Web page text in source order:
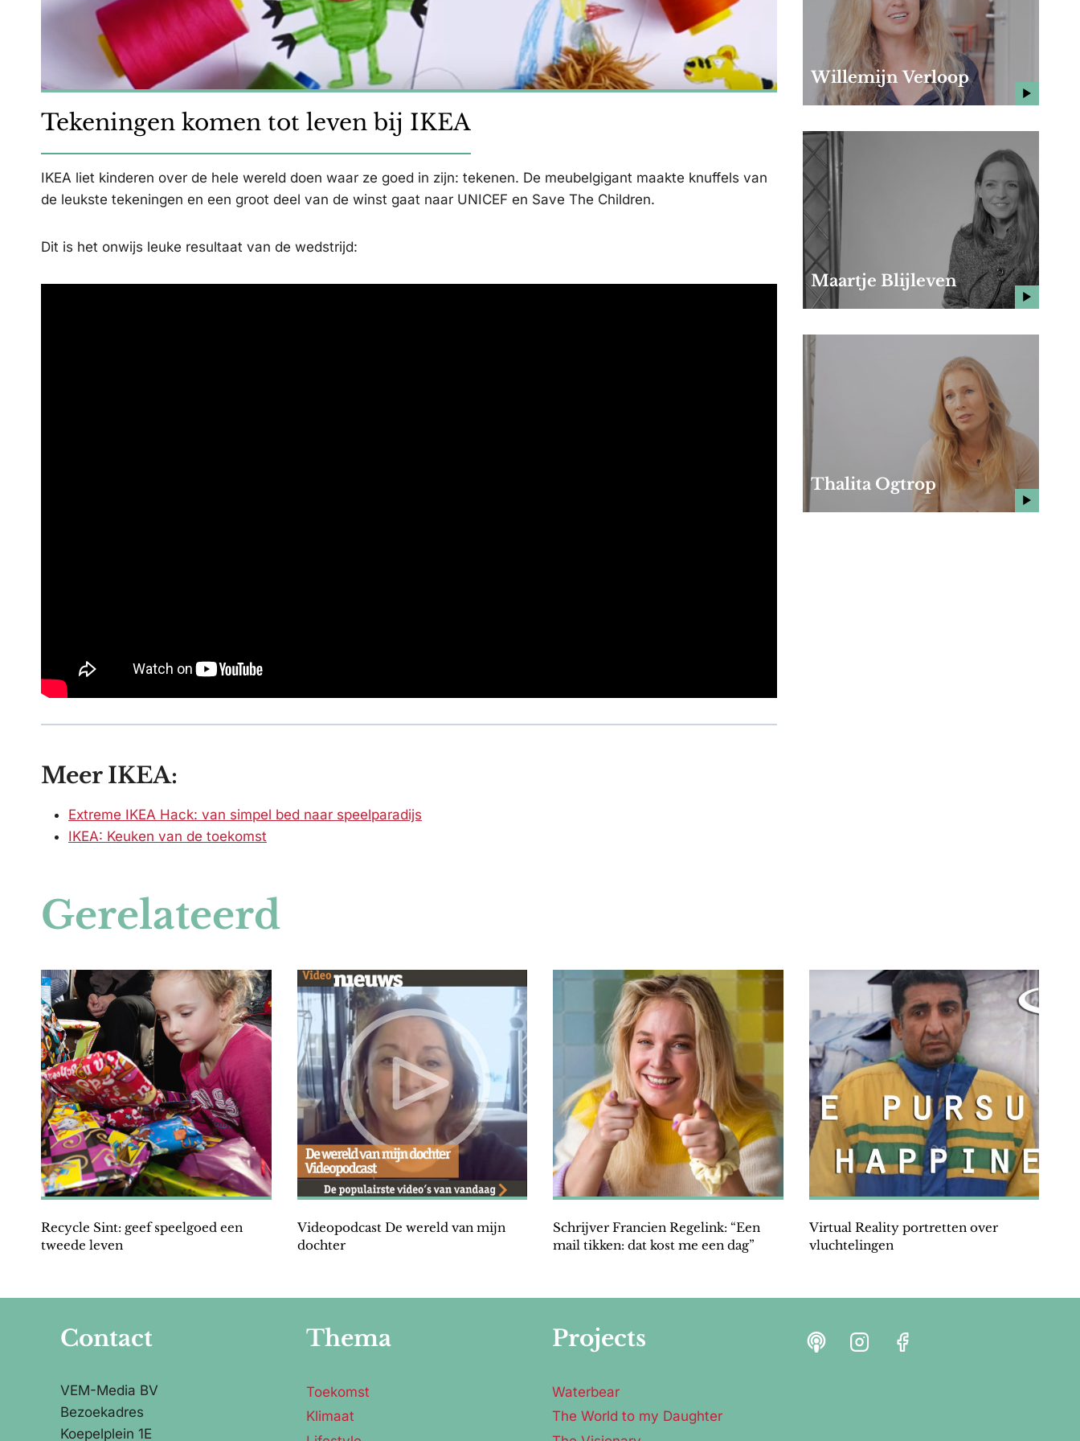
Tekeningen komen tot leven bij IKEA
IKEA liet kinderen over de hele wereld doen waar ze goed in zijn: tekenen. De meubelgigant maakte knuffels van
de leukste tekeningen en een groot deel van de winst gaat naar UNICEF en Save The Children.
Dit is het onwijs leuke resultaat van de wedstrijd:
Meer IKEA:
Extreme IKEA Hack: van simpel bed naar speelparadijs
IKEA: Keuken van de toekomst
Willemijn Verloop
Maartje Blijleven
Thalita Ogtrop
Gerelateerd
Recycle Sint: geef speelgoed een
tweede leven
Videopodcast De wereld van mijn
dochter
Schrijver Francien Regelink: “Een
mail tikken: dat kost me een dag”
Virtual Reality portretten over
vluchtelingen
Contact
VEM-Media BV
Bezoekadres
Koepelplein 1E
Thema
Toekomst
Klimaat
Projects
Waterbear
The World to my Daughter